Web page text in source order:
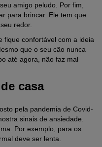
amigo peludo. Por fim,
para brincar. Ele tem que
redor.
fique confortável com a ideia
que o seu cão nunca
até agora, não faz mal
casa
pela pandemia de Covid-
sinais de ansiedade.
Por exemplo, para os
deve ser lenta.